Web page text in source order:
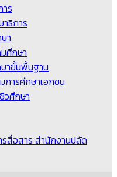
ร
ธิการ
า
ศึกษา
าขั้นพื้นฐาน
ารศึกษาเอกชน
วศึกษา
รสื่อสาร สำนักงานปลัด